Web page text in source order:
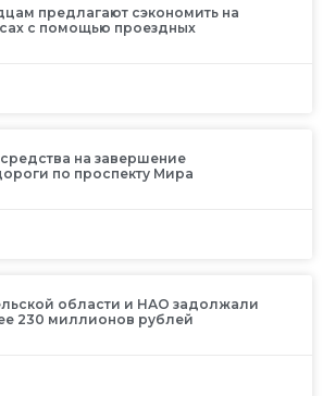
предлагают сэкономить на
с помощью проездных
на завершение
по проспекту Мира
области и НАО задолжали
230 миллионов рублей